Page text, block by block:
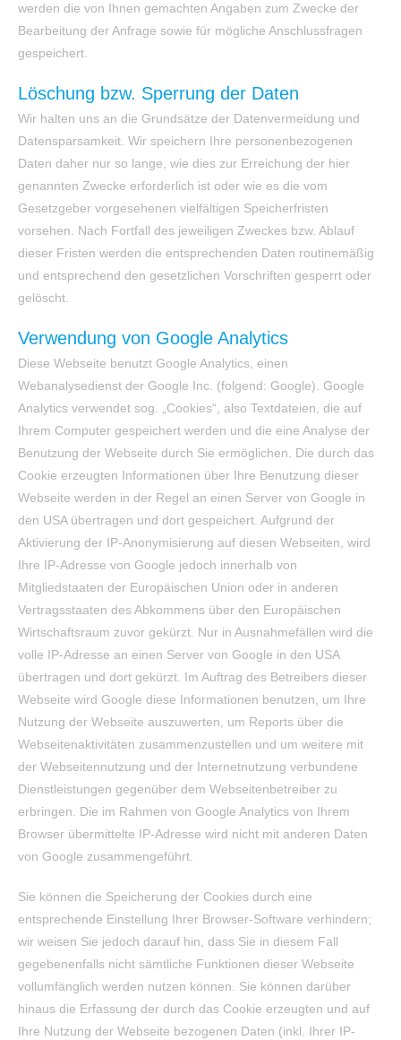
werden die von Ihnen gemachten Angaben zum Zwecke der
Bearbeitung der Anfrage sowie für mögliche Anschlussfragen
gespeichert.
Löschung bzw. Sperrung der Daten
Wir halten uns an die Grundsätze der Datenvermeidung und
Datensparsamkeit. Wir speichern Ihre personenbezogenen
Daten daher nur so lange, wie dies zur Erreichung der hier
genannten Zwecke erforderlich ist oder wie es die vom
Gesetzgeber vorgesehenen vielfältigen Speicherfristen
vorsehen. Nach Fortfall des jeweiligen Zweckes bzw. Ablauf
dieser Fristen werden die entsprechenden Daten routinemäßig
und entsprechend den gesetzlichen Vorschriften gesperrt oder
gelöscht.
Verwendung von Google Analytics
Diese Webseite benutzt Google Analytics, einen
Webanalysedienst der Google Inc. (folgend: Google). Google
Analytics verwendet sog. „Cookies“, also Textdateien, die auf
Ihrem Computer gespeichert werden und die eine Analyse der
Benutzung der Webseite durch Sie ermöglichen. Die durch das
Cookie erzeugten Informationen über Ihre Benutzung dieser
Webseite werden in der Regel an einen Server von Google in
den USA übertragen und dort gespeichert. Aufgrund der
Aktivierung der IP-Anonymisierung auf diesen Webseiten, wird
Ihre IP-Adresse von Google jedoch innerhalb von
Mitgliedstaaten der Europäischen Union oder in anderen
Vertragsstaaten des Abkommens über den Europäischen
Wirtschaftsraum zuvor gekürzt. Nur in Ausnahmefällen wird die
volle IP-Adresse an einen Server von Google in den USA
übertragen und dort gekürzt. Im Auftrag des Betreibers dieser
Webseite wird Google diese Informationen benutzen, um Ihre
Nutzung der Webseite auszuwerten, um Reports über die
Webseitenaktivitäten zusammenzustellen und um weitere mit
der Webseitennutzung und der Internetnutzung verbundene
Dienstleistungen gegenüber dem Webseitenbetreiber zu
erbringen. Die im Rahmen von Google Analytics von Ihrem
Browser übermittelte IP-Adresse wird nicht mit anderen Daten
von Google zusammengeführt.
Sie können die Speicherung der Cookies durch eine
entsprechende Einstellung Ihrer Browser-Software verhindern;
wir weisen Sie jedoch darauf hin, dass Sie in diesem Fall
gegebenenfalls nicht sämtliche Funktionen dieser Webseite
vollumfänglich werden nutzen können. Sie können darüber
hinaus die Erfassung der durch das Cookie erzeugten und auf
Ihre Nutzung der Webseite bezogenen Daten (inkl. Ihrer IP-